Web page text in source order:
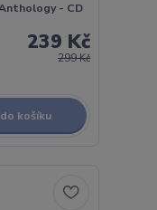
- CD
299 Kč
239 Kč
košíku